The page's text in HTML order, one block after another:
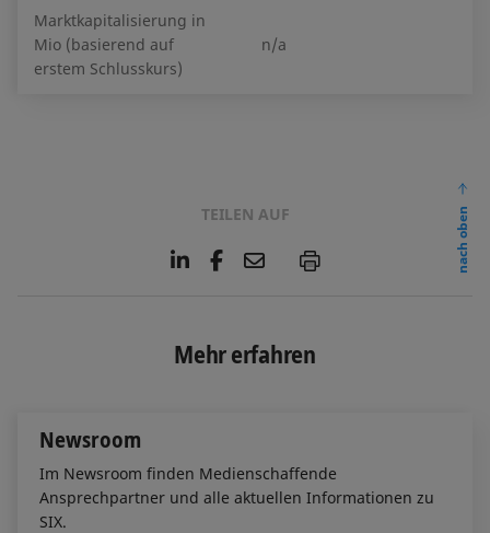
Marktkapitalisierung in
Mio (basierend auf
erstem Schlusskurs)
n/a
TEILEN AUF
L
e
d
F
o
E
l
P
nach oben
Mehr erfahren
Newsroom
Im Newsroom finden Medienschaffende
Ansprechpartner und alle aktuellen Informationen zu
SIX.